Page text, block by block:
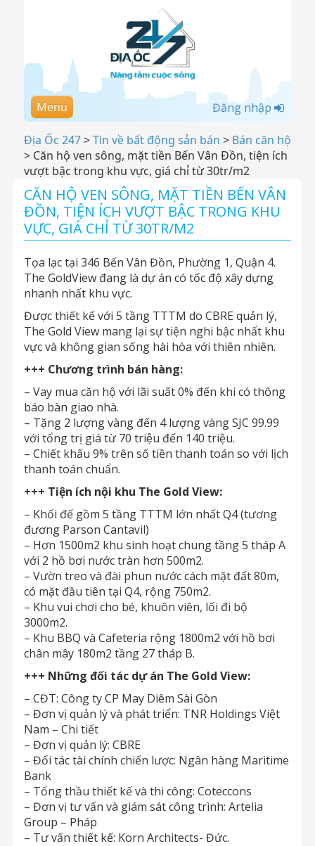
Menu Đăng nhập
Địa Ốc 247>Tin về bất động sản bán > Bán căn hộ
> Căn hộ ven sông, mặt tiền Bến Vân Đồn, tiện ích
vượt bậc trong khu vực, giá chỉ từ 30tr/m2
CĂN HỘ VEN SÔNG, MẶT TIỀN BẾN VÂN
ĐỒN, TIỆN ÍCH VƯỢT BẬC TRONG KHU
VỰC, GIÁ CHỈ TỪ 30TR/M2
Tọa lạc tại 346 Bến Vân Đồn, Phường 1, Quận 4.
The GoldView đang là dự án có tốc độ xây dựng
nhanh nhất khu vực.
Được thiết kế với 5 tầng TTTM do CBRE quản lý,
The Gold View mang lại sự tiện nghi bậc nhất khu
vực và không gian sống hài hòa với thiên nhiên.
+++ Chương trình bán hàng:
– Vay mua căn hộ với lãi suất 0% đến khi có thông
báo bàn giao nhà.
– Tặng 2 lượng vàng đến 4 lượng vàng SJC 99.99
với tổng trị giá từ 70 triệu đến 140 triệu.
– Chiết khấu 9% trên số tiền thanh toán so với lịch
thanh toán chuẩn.
+++ Tiện ích nội khu The Gold View:
– Khối đế gồm 5 tầng TTTM lớn nhất Q4 (tương
đương Parson Cantavil)
– Hơn 1500m2 khu sinh hoạt chung tầng 5 tháp A
với 2 hồ bơi nước tràn hơn 500m2.
– Vườn treo và đài phun nước cách mặt đất 80m,
có mặt đầu tiên tại Q4, rộng 750m2.
– Khu vui chơi cho bé, khuôn viên, lối đi bộ
3000m2.
– Khu BBQ và Cafeteria rộng 1800m2 với hồ bơi
chân mây 180m2 tầng 27 tháp B.
+++ Những đối tác dự án The Gold View:
– CĐT: Công ty CP May Diêm Sài Gòn
– Đơn vị quản lý và phát triển: TNR Holdings Việt
Nam – Chi tiết
– Đơn vị quản lý: CBRE
– Đối tác tài chính chiến lược: Ngân hàng Maritime
Bank
– Tổng thầu thiết kế và thi công: Coteccons
– Đơn vị tư vấn và giám sát công trình: Artelia
Group – Pháp
– Tư vấn thiết kế: Korn Architects- Đức.